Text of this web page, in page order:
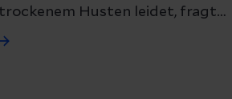
Husten leidet, fragt
steckt dahinter? Häufig ist